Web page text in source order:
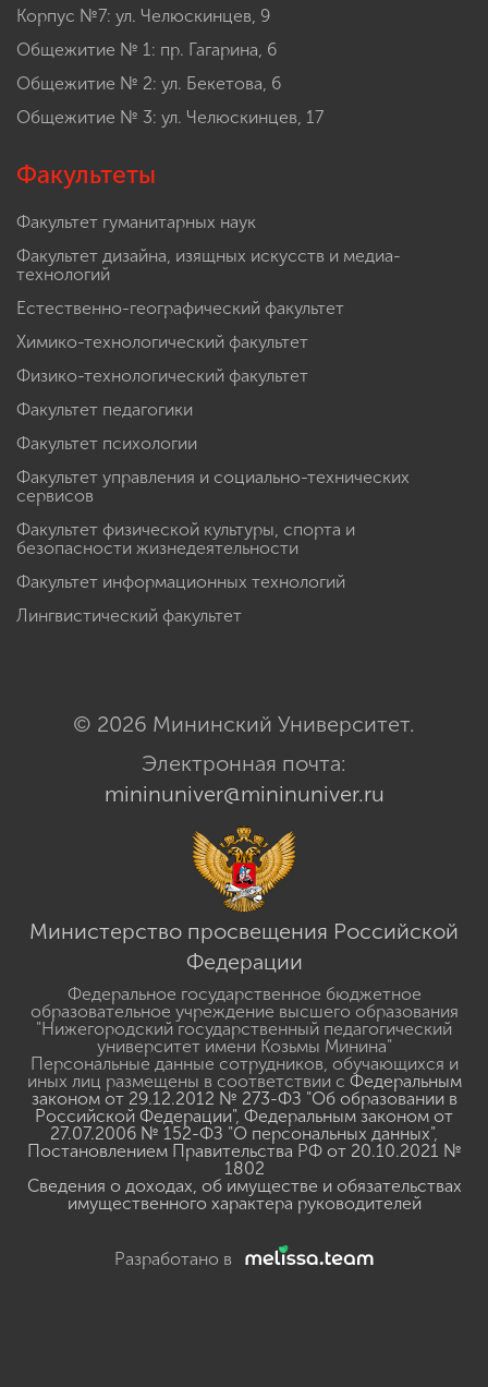
Корпус №7: ул. Челюскинцев, 9
Общежитие № 1: пр. Гагарина, 6
Общежитие № 2: ул. Бекетова, 6
Общежитие № 3: ул. Челюскинцев, 17
Факультеты
Факультет гуманитарных наук
Факультет дизайна, изящных искусств и медиа-
технологий
Естественно-географический факультет
Химико-технологический факультет
Физико-технологический факультет
Факультет педагогики
Факультет психологии
Факультет управления и социально-технических
сервисов
Факультет физической культуры, спорта и
безопасности жизнедеятельности
Факультет информационных технологий
Лингвистический факультет
© 2026 Мининский Университет.
Электронная почта:
mininuniver@mininuniver.ru
Министерство просвещения Российской
Федерации
Федеральное государственное бюджетное
образовательное учреждение высшего образования
"Нижегородский государственный педагогический
университет имени Козьмы Минина"
Персональные данные сотрудников, обучающихся и
иных лиц размещены в соответствии с Федеральным
законом от 29.12.2012 № 273-ФЗ "Об образовании в
Российской Федерации", Федеральным законом от
27.07.2006 № 152-ФЗ "О персональных данных",
Постановлением Правительства РФ от 20.10.2021 №
1802
Сведения о доходах, об имуществе и обязательствах
имущественного характера руководителей
Разработано в